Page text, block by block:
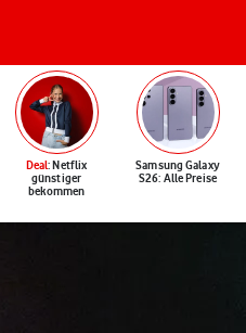
Deal: Netflix
günstiger
bekommen
Samsung Galaxy
S26: Alle Preise